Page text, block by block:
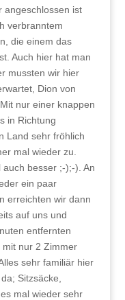
angeschlossen ist
verbranntem
die einem das
Auch hier hat man
mussten wir hier
Dion von
nur einer knappen
in Richtung
Land sehr fröhlich
mal wieder zu.
besser ;-);-). An
ein paar
erreichten wir dann
auf uns und
entfernten
nur 2 Zimmer
sehr familiär hier
Sitzsäcke,
mal wieder sehr